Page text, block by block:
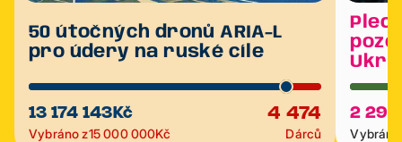
50 útočných dronů ARIA-L
pro údery na ruské cíle
13 174 143 Kč 4 474
Vybráno z15 000 000Kč Dárců
2 291